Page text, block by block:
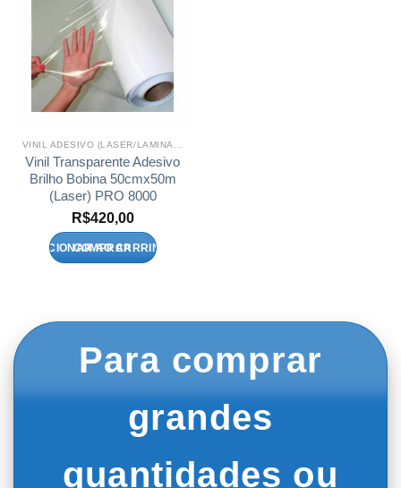
Vinil Transparente Adesivo
Brilho Bobina 50cmx50m
(Laser) PRO 8000
R$420,00
ADICIONAR AO CARRINHO
Para comprar
grandes
quantidades ou